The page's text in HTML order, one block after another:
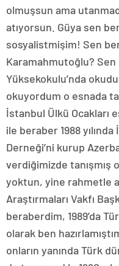
olmuşsun ama
atıyorsun. Güya sen
sosyalistmişim! Sen
Karamahmutoğlu? Sen
Yüksekokulu’nda
okuyordum o esnada
İstanbul Ülkü Ocakları
ile beraber 1988
Derneği’ni kurup
verdiğimizde tanışmış
yoktun, yine rahmetle
Araştırmaları Vakfı
beraberdim, 1989’da
olarak ben
onların yanında Türk